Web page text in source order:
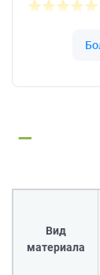
Вид
материала